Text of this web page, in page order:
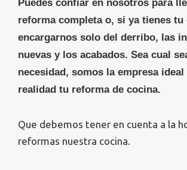
Puedes confiar en nosotros para
reforma completa o, si ya tienes tu
encargarnos solo del derribo, las
nuevas y los acabados. Sea cual
necesidad, somos la empresa ideal
realidad tu reforma de cocina.
Que debemos tener en cuenta a la
reformas nuestra cocina.